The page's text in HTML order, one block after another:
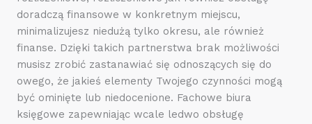
doradczą finansowe w konkretnym miejscu,
minimalizujesz niedużą tylko okresu, ale również
finanse. Dzięki takich partnerstwa brak możliwości
musisz zrobić zastanawiać się odnoszących się do
owego, że jakieś elementy Twojego czynności mogą
być ominięte lub niedocenione. Fachowe biura
księgowe zapewniając wcale ledwo obsługę